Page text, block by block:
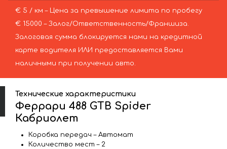
€ 5 / км – Цена за превышение лимита по пробегу
€ 15000 – Залог/Ответственность/Франшиза.
Залоговая сумма блокируется нами на кредитной
карте водителя ИЛИ предоставляется Вами
наличными при получении авто.
Технические характеристики
Феррари 488 GTB Spider
Кабриолет
Коробка передач – Автомат
Количество мест – 2